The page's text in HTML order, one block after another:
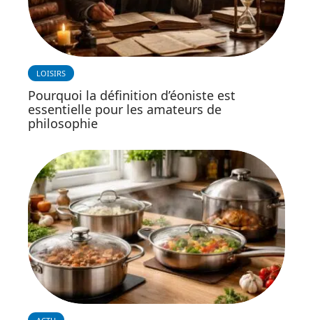
LOISIRS
Pourquoi la définition d’éoniste est
essentielle pour les amateurs de
philosophie